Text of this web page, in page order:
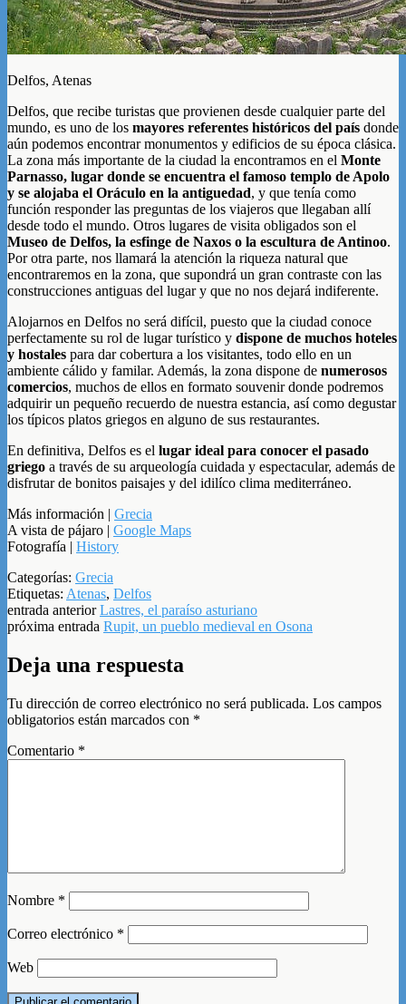
Delfos, Atenas
Delfos, que recibe turistas que provienen desde cualquier parte del
mundo, es uno de los mayores referentes históricos del país donde
aún podemos encontrar monumentos y edificios de su época clásica.
La zona más importante de la ciudad la encontramos en el Monte
Parnasso, lugar donde se encuentra el famoso templo de Apolo
y se alojaba el Oráculo en la antiguedad, y que tenía como
función responder las preguntas de los viajeros que llegaban allí
desde todo el mundo. Otros lugares de visita obligados son el
Museo de Delfos, la esfinge de Naxos o la escultura de Antinoo.
Por otra parte, nos llamará la atención la riqueza natural que
encontraremos en la zona, que supondrá un gran contraste con las
construcciones antiguas del lugar y que no nos dejará indiferente.
Alojarnos en Delfos no será difícil, puesto que la ciudad conoce
perfectamente su rol de lugar turístico y dispone de muchos hoteles
y hostales para dar cobertura a los visitantes, todo ello en un
ambiente cálido y familar. Además, la zona dispone de numerosos
comercios, muchos de ellos en formato souvenir donde podremos
adquirir un pequeño recuerdo de nuestra estancia, así como degustar
los típicos platos griegos en alguno de sus restaurantes.
En definitiva, Delfos es el lugar ideal para conocer el pasado
griego a través de su arqueología cuidada y espectacular, además de
disfrutar de bonitos paisajes y del idilíco clima mediterráneo.
Más información | Grecia
A vista de pájaro | Google Maps
Fotografía | History
Categorías: Grecia
Etiquetas: Atenas, Delfos
entrada anteriorLastres, el paraíso asturiano
próxima entrada Rupit, un pueblo medieval en Osona
Deja una respuesta
Tu dirección de correo electrónico no será publicada. Los campos
obligatorios están marcados con *
Comentario *
Nombre *
Correo electrónico *
Web